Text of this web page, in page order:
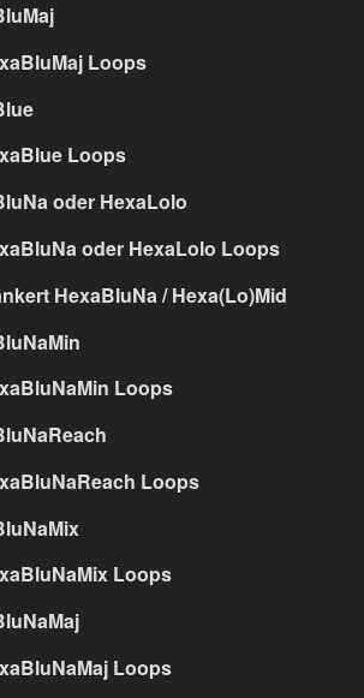
Loops
Loops
oder HexaLolo
oder HexaLolo Loops
HexaBluNa / Hexa(Lo)Mid
Loops
Loops
Loops
Loops